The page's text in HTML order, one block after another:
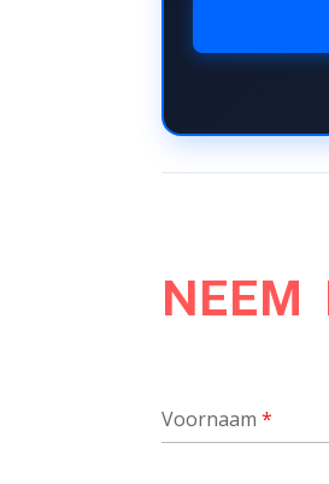
NEEM
Voornaam*